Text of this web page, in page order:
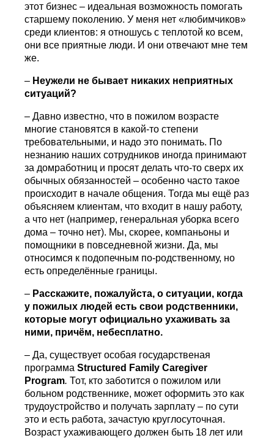
этот бизнес – идеальная возможность помогать
старшему поколению. У меня нет «любимчиков»
среди клиентов: я отношусь с теплотой ко всем,
они все приятные люди. И они отвечают мне тем
же.
– Неужели не бывает никаких неприятных
ситуаций?
– Давно известно, что в пожилом возрасте
многие становятся в какой-то степени
требовательными, и надо это понимать. По
незнанию наших сотрудников иногда принимают
за домработниц и просят делать что-то сверх их
обычных обязанностей – особенно часто такое
происходит в начале общения. Тогда мы ещё раз
объясняем клиентам, что входит в нашу работу,
а что нет (например, генеральная уборка всего
дома – точно нет). Мы, скорее, компаньоны и
помощники в повседневной жизни. Да, мы
относимся к подопечным по-родственному, но
есть определённые границы.
– Расскажите, пожалуйста, о ситуации, когда
у пожилых людей есть свои родственники,
которые могут официально ухаживать за
ними, причём, небесплатно.
– Да, существует особая государственая
программаStructured Family Caregiver
Program.Тот, кто заботится о пожилом или
больном родственнике, может оформить это как
трудоустройство и получать зарплату – по сути
это и есть работа, зачастую круглосуточная.
Возраст ухаживающего должен быть 18 лет или